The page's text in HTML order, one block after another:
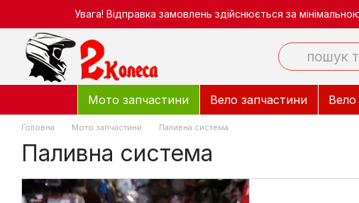
Перейти до основного контенту
Увага! Відправка замовлень здійснюється за
Мото запчастини Вело запчастини Вело
Головна Мото запчастини Паливна система
Паливна система